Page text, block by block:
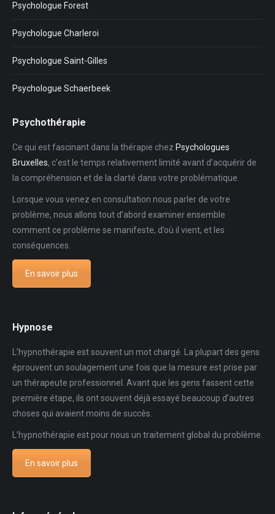
Psychologue Forest
Psychologue Charleroi
Psychologue Saint-Gilles
Psychologue Schaerbeek
Psychothérapie
Ce qui est fascinant dans la thérapie chez Psychologues
Bruxelles, c’est le temps relativement limité avant d’acquérir de
la compréhension et de la clarté dans votre problématique.
Lorsque vous venez en consultation nous parler de votre
problème, nous allons tout d’abord examiner ensemble
comment ce problème se manifeste, d’où il vient, et les
conséquences.
En savoir plus
Hypnose
L’hypnothérapie est souvent un mot chargé. La plupart des gens
éprouvent un soulagement une fois que la mesure est prise par
un thérapeute professionnel. Avant que les gens fassent cette
première étape, ils ont souvent déjà essayé beaucoup d’autres
choses qui avaient moins de succès.
L’hypnothérapie est pour nous un traitement global du problème.
En savoir plus